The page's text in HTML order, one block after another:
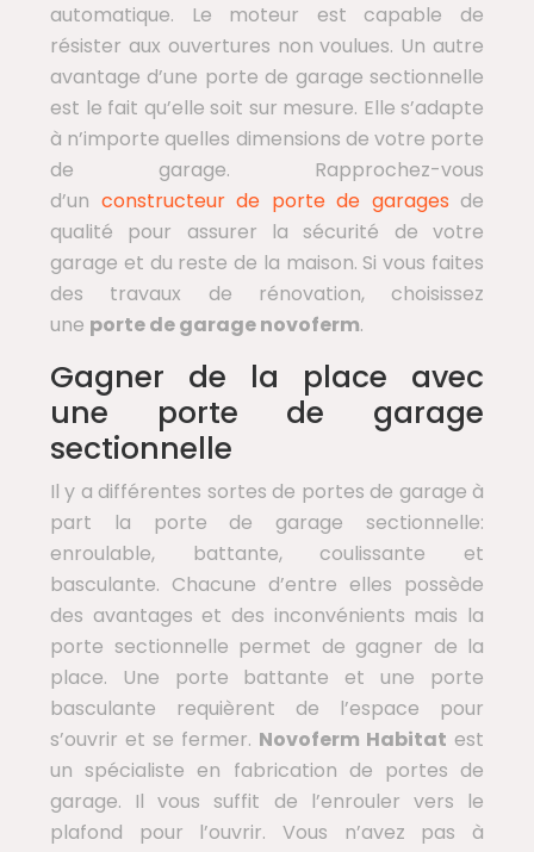
automatique. Le moteur est capable de
résister aux ouvertures non voulues. Un autre
avantage d’une porte de garage sectionnelle
est le fait qu’elle soit sur mesure. Elle s’adapte
à n’importe quelles dimensions de votre porte
de garage. Rapprochez-vous
d’un constructeur de porte de garages de
qualité pour assurer la sécurité de votre
garage et du reste de la maison. Si vous faites
des travaux de rénovation, choisissez
une porte de garage novoferm.
Gagner de la place avec
une porte de garage
sectionnelle
Il y a différentes sortes de portes de garage à
part la porte de garage sectionnelle:
enroulable, battante, coulissante et
basculante. Chacune d’entre elles possède
des avantages et des inconvénients mais la
porte sectionnelle permet de gagner de la
place. Une porte battante et une porte
basculante requièrent de l’espace pour
s’ouvrir et se fermer. Novoferm Habitat est
un spécialiste en fabrication de portes de
garage. Il vous suffit de l’enrouler vers le
plafond pour l’ouvrir. Vous n’avez pas à